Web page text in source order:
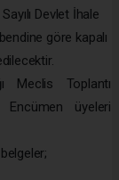
Devlet İhale
göre kapalı
Meclis Toplantı
üyeleri